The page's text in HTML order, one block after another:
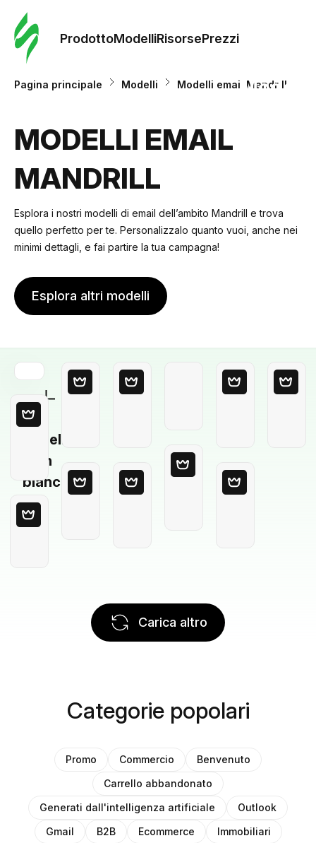
ProdottoModelliRisorsePrezzi
Modelli
Pagina principale Modelli Modelli email Mandrill
MODELLI EMAIL
MANDRILL
Esplora i nostri modelli di email dell’ambito Mandrill e trova
quello perfetto per te. Personalizzalo quanto vuoi, anche nei
minimi dettagli, e fai partire la tua campagna!
Esplora altri modelli
Modello
in
bianco
Carica altro
Categorie popolari
Promo Commercio
Benvenuto
Carrello abbandonato
Generati dall'intelligenza artificiale
Outlook
Gmail
B2B Ecommerce
Immobiliari